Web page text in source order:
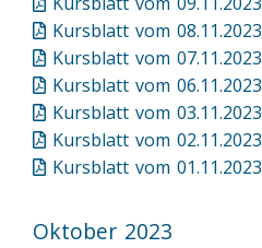
Kursblatt vom 08.11.2023
Kursblatt vom 07.11.2023
Kursblatt vom 06.11.2023
Kursblatt vom 03.11.2023
Kursblatt vom 02.11.2023
Kursblatt vom 01.11.2023
Oktober 2023